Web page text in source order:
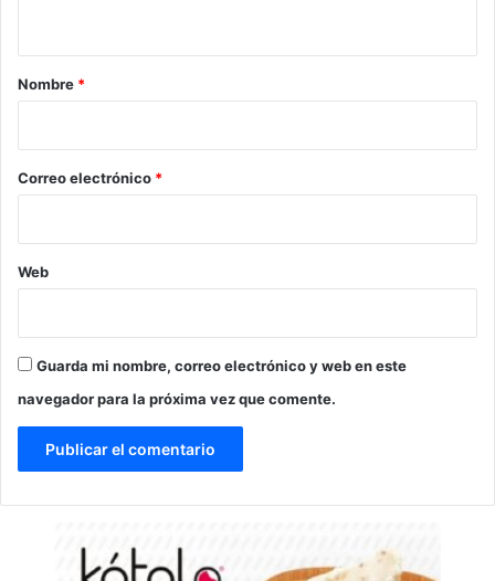
r
*
Nombre *
Correo electrónico *
Web
Guarda mi nombre, correo electrónico y web en este
navegador para la próxima vez que comente.